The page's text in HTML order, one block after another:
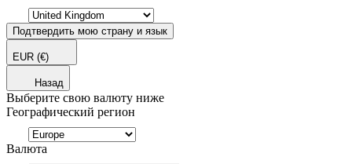
Подтвердить мою страну и язык
EUR (€)
Назад
Выберите свою валюту ниже
Географический регион
Валюта